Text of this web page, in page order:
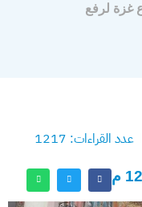
غزة لرفع
عدد القراءات: 1217